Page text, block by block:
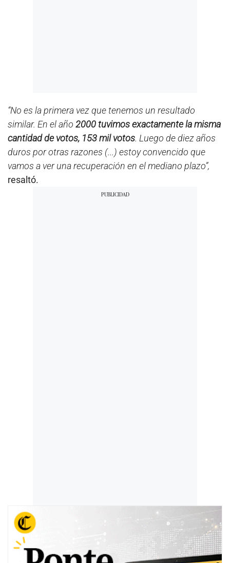
“No es la primera vez que tenemos un resultado
similar. En el año 2000 tuvimos exactamente la misma
cantidad de votos, 153 mil votos. Luego de diez años
duros por otras razones (...) estoy convencido que
vamos a ver una recuperación en el mediano plazo”,
resaltó.